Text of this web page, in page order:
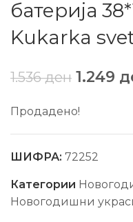
батерија
Kukarka
1.536ден 1.249
Продадено!
ШИФРА: 72252
Категории
Новогодишни